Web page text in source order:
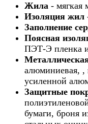
Жила - мягкая
Изоляция жил
Заполнение
Поясная
ПЭТ-Э пленка и
алюминиевая, ,
усиленной
Защитные
бумаги, броня